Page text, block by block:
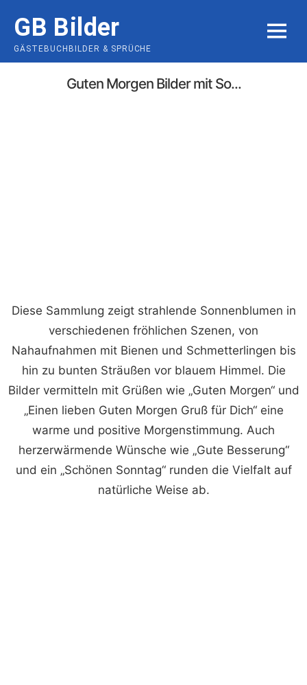
content
GB Bilder
GÄSTEBUCHBILDER & SPRÜCHE
MENU
Guten Morgen Bilder mit So...
Diese Sammlung zeigt strahlende Sonnenblumen in
verschiedenen fröhlichen Szenen, von
Nahaufnahmen mit Bienen und Schmetterlingen bis
hin zu bunten Sträußen vor blauem Himmel. Die
Bilder vermitteln mit Grüßen wie „Guten Morgen“ und
„Einen lieben Guten Morgen Gruß für Dich“ eine
warme und positive Morgenstimmung. Auch
herzerwärmende Wünsche wie „Gute Besserung“
und ein „Schönen Sonntag“ runden die Vielfalt auf
natürliche Weise ab.